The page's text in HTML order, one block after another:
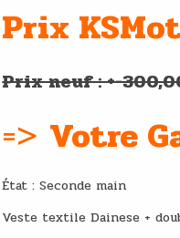
Prix
Prix neuf : +-
=> Votre
État :
Veste textile Dainese +